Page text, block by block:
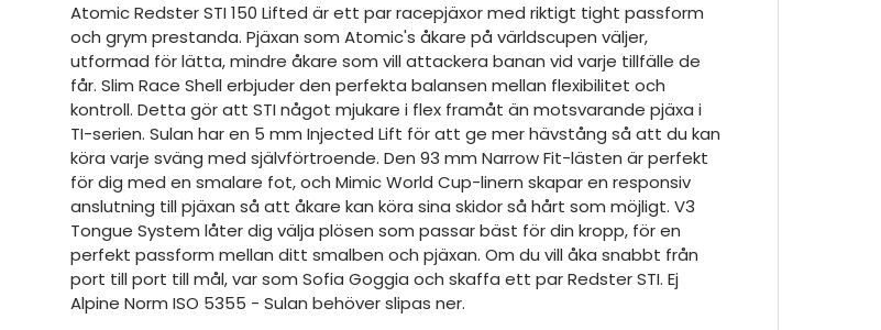
Atomic Redster STI 150 Lifted är ett par racepjäxor med riktigt tight passform
och grym prestanda. Pjäxan som Atomic's åkare på världscupen väljer,
utformad för lätta, mindre åkare som vill attackera banan vid varje tillfälle de
får. Slim Race Shell erbjuder den perfekta balansen mellan flexibilitet och
kontroll. Detta gör att STI något mjukare i flex framåt än motsvarande pjäxa i
TI-serien. Sulan har en 5 mm Injected Lift för att ge mer hävstång så att du kan
köra varje sväng med självförtroende. Den 93 mm Narrow Fit-lästen är perfekt
för dig med en smalare fot, och Mimic World Cup-linern skapar en responsiv
anslutning till pjäxan så att åkare kan köra sina skidor så hårt som möjligt. V3
Tongue System låter dig välja plösen som passar bäst för din kropp, för en
perfekt passform mellan ditt smalben och pjäxan. Om du vill åka snabbt från
port till port till mål, var som Sofia Goggia och skaffa ett par Redster STI. Ej
Alpine Norm ISO 5355 - Sulan behöver slipas ner.